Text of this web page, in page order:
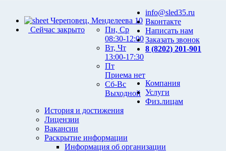
Череповец, Менделеева 10
Сейчас закрыто
Пн, Ср
08:30-12:00
Вт, Чт
13:00-17:30
Пт
Приема нет
Сб-Вс
Выходной
info@sled35.ru
Вконтакте
Написать нам
Заказать звонок
8 (8202) 201-901
Компания
История и достижения
Лицензии
Вакансии
Раскрытие информации
Информация об организации
Услуги
Физ.лицам